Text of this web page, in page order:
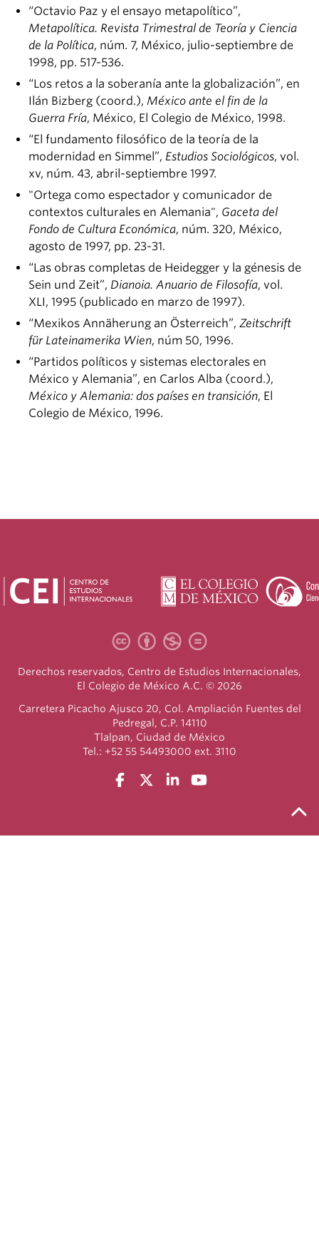
“Octavio Paz y el ensayo metapolítico”,
Metapolítica. Revista Trimestral de Teoría y Ciencia
de la Política, núm. 7, México, julio-septiembre de
1998, pp. 517-536.
“Los retos a la soberanía ante la globalización”, en
Ilán Bizberg (coord.), México ante el fin de la
Guerra Fría, México, El Colegio de México, 1998.
“El fundamento filosófico de la teoría de la
modernidad en Simmel”, Estudios Sociológicos, vol.
xv, núm. 43, abril-septiembre 1997.
"Ortega como espectador y comunicador de
contextos culturales en Alemania", Gaceta del
Fondo de Cultura Económica, núm. 320, México,
agosto de 1997, pp. 23-31.
“Las obras completas de Heidegger y la génesis de
Sein und Zeit”, Dianoia. Anuario de Filosofía, vol.
XLI, 1995 (publicado en marzo de 1997).
“Mexikos Annäherung an Österreich”, Zeitschrift
für Lateinamerika Wien, núm 50, 1996.
“Partidos políticos y sistemas electorales en
México y Alemania”, en Carlos Alba (coord.),
México y Alemania: dos países en transición, El
Colegio de México, 1996.
Derechos reservados, Centro de Estudios Internacionales,
El Colegio de México A.C. © 2026
Carretera Picacho Ajusco 20, Col. Ampliación Fuentes del
Pedregal, C.P. 14110
Tlalpan, Ciudad de México
Tel.: +52 55 54493000 ext. 3110